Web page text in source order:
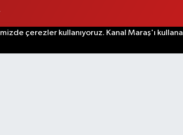
çerezler kullanıyoruz. Kanal Maraş'ı